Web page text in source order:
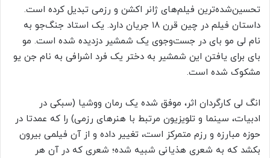
تحسین‌شده‌ترین فیلم‌های ژانر اکشن و رزمی تبدیل کرده است.
داستان فیلم در چین قرن ۱۸ جریان دارد. یک استاد جنگ‌جو به
نام لی مو بای در جست‌وجوی یک شمشیر دزدیده شده است. مو
بای برای یافتن این شمشیر به دختر یک فرد اشرافی به نام جن یو
مشکوک شده است.
انگ لی کارگردان اثر، موفق شده یک رمان ووشیا (سبکی در
ادبیات، سینما و تلویزیون مرتبط با هنرهای رزمی) را که عمدتا در
حوزه مبارزه و رزم متمرکز است، تغییر داده و از آن فیلمی بیرون
بکشد که به شعری هذیانی شبیه شده؛ شعری که در آن هر